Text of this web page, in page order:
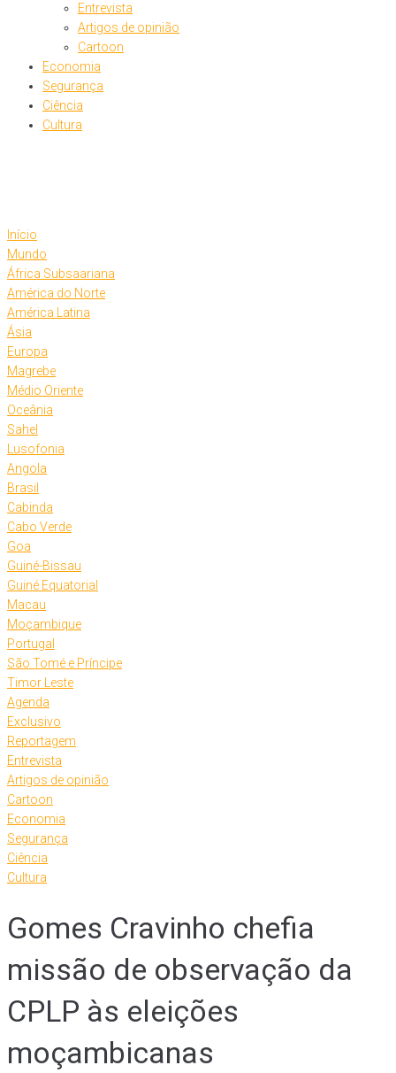
Entrevista
Artigos de opinião
Cartoon
Economia
Segurança
Ciência
Cultura
Início
Mundo
África Subsaariana
América do Norte
América Latina
Ásia
Europa
Magrebe
Médio Oriente
Oceânia
Sahel
Lusofonia
Angola
Brasil
Cabinda
Cabo Verde
Goa
Guiné-Bissau
Guiné Equatorial
Macau
Moçambique
Portugal
São Tomé e Príncipe
Timor Leste
Agenda
Exclusivo
Reportagem
Entrevista
Artigos de opinião
Cartoon
Economia
Segurança
Ciência
Cultura
Gomes Cravinho chefia
missão de observação da
CPLP às eleições
moçambicanas